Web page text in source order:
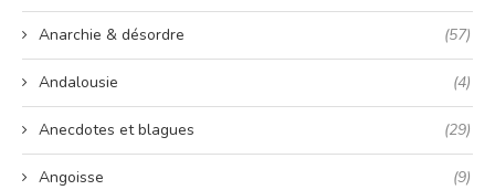
Anarchie & désordre (57)
Andalousie (4)
Anecdotes et blagues (29)
Angoisse (9)